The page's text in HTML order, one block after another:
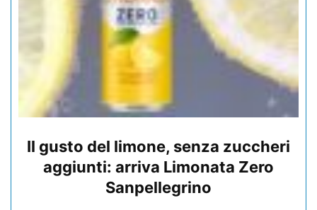
Il gusto del limone, senza zuccheri
aggiunti: arriva Limonata Zero
Sanpellegrino